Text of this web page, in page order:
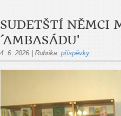
SUDETŠTÍ NĚMCI
´AMBASÁDU'
4. 6. 2026 Rubrika: příspěvky